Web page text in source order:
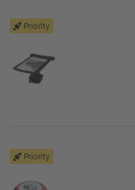
Priority
Priority